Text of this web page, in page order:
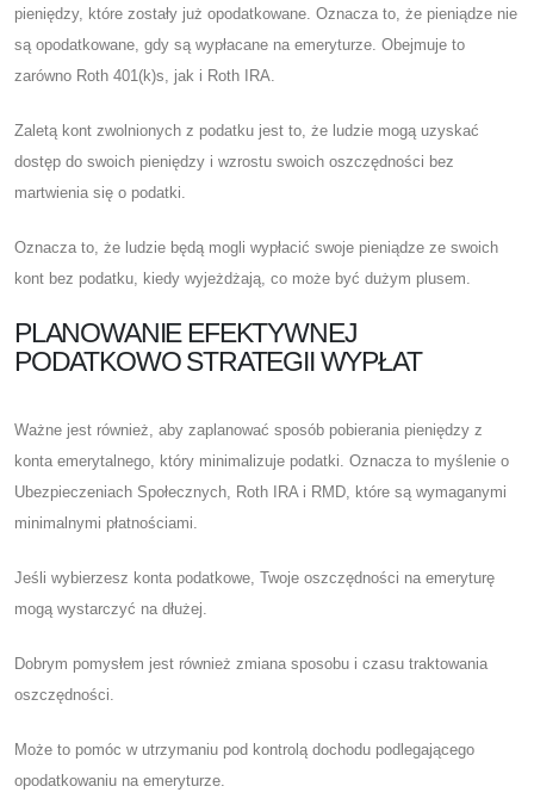
pieniędzy, które zostały już opodatkowane. Oznacza to, że pieniądze nie
są opodatkowane, gdy są wypłacane na emeryturze. Obejmuje to
zarówno Roth 401(k)s, jak i Roth IRA.
Zaletą kont zwolnionych z podatku jest to, że ludzie mogą uzyskać
dostęp do swoich pieniędzy i wzrostu swoich oszczędności bez
martwienia się o podatki.
Oznacza to, że ludzie będą mogli wypłacić swoje pieniądze ze swoich
kont bez podatku, kiedy wyjeżdżają, co może być dużym plusem.
PLANOWANIE EFEKTYWNEJ
PODATKOWO STRATEGII WYPŁAT
Ważne jest również, aby zaplanować sposób pobierania pieniędzy z
konta emerytalnego, który minimalizuje podatki. Oznacza to myślenie o
Ubezpieczeniach Społecznych, Roth IRA i RMD, które są wymaganymi
minimalnymi płatnościami.
Jeśli wybierzesz konta podatkowe, Twoje oszczędności na emeryturę
mogą wystarczyć na dłużej.
Dobrym pomysłem jest również zmiana sposobu i czasu traktowania
oszczędności.
Może to pomóc w utrzymaniu pod kontrolą dochodu podlegającego
opodatkowaniu na emeryturze.